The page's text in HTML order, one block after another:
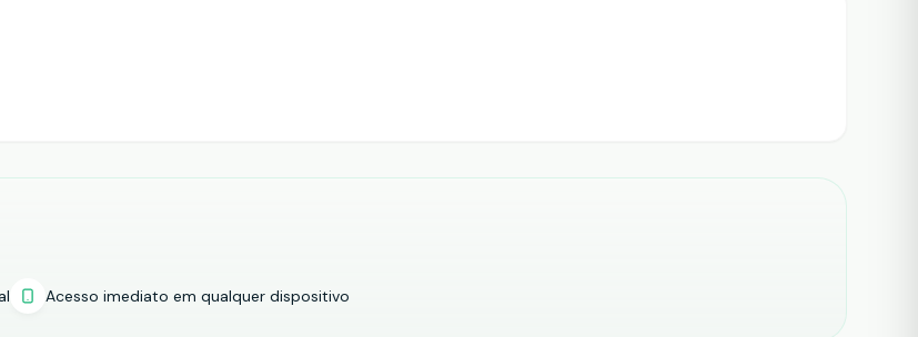
Acesso imediato em qualquer dispositivo